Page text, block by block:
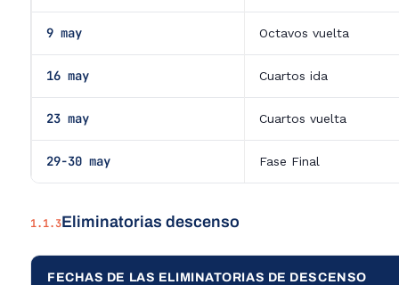
9 may Octavos vuelta
16 may Cuartos ida
23 may Cuartos vuelta
29-30 may Fase Final
1.1.3Eliminatorias descenso
FECHAS DE LAS ELIMINATORIAS DE DESCENSO